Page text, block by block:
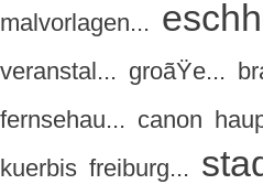
malvorlagen...
veranstal... groãŸe...
fernsehau... canon
kuerbis freiburg...